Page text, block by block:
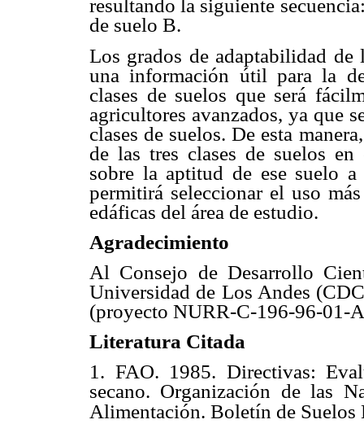
resultando la siguiente
de suelo B.
Los grados de adaptabilidad de
una información útil para la
clases de suelos que será
agricultores avanzados, ya que
clases de suelos. De esta
de las tres clases de suelos
sobre la aptitud de ese suelo
permitirá seleccionar el uso
edáficas del área de estudio.
Agradecimiento
Al Consejo de Desarrollo
Universidad de Los Andes
(proyecto NURR-C-196-96-01-
Literatura Citada
1. FAO. 1985. Directivas:
secano. Organización de las
Alimentación. Boletín de Suelos